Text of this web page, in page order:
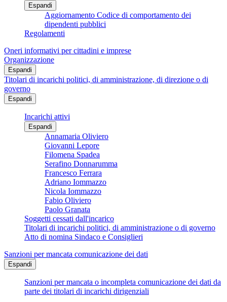
Espandi
Aggiornamento Codice di comportamento dei
dipendenti pubblici
Regolamenti
Oneri informativi per cittadini e imprese
Organizzazione
Espandi
Titolari di incarichi politici, di amministrazione, di direzione o di
governo
Espandi
Incarichi attivi
Espandi
Annamaria Oliviero
Giovanni Lepore
Filomena Spadea
Serafino Donnarumma
Francesco Ferrara
Adriano Iommazzo
Nicola Iommazzo
Fabio Oliviero
Paolo Granata
Soggetti cessati dall'incarico
Titolari di incarichi politici, di amministrazione o di governo
Atto di nomina Sindaco e Consiglieri
Sanzioni per mancata comunicazione dei dati
Espandi
Sanzioni per mancata o incompleta comunicazione dei dati da
parte dei titolari di incarichi dirigenziali